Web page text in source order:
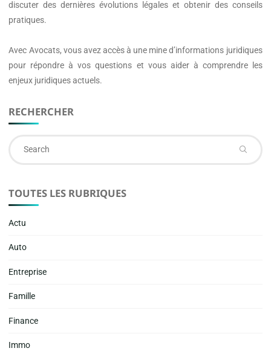
discuter des dernières évolutions légales et obtenir des conseils
pratiques.
Avec Avocats, vous avez accès à une mine d’informations juridiques
pour répondre à vos questions et vous aider à comprendre les
enjeux juridiques actuels.
RECHERCHER
TOUTES LES RUBRIQUES
Actu
Auto
Entreprise
Famille
Finance
Immo